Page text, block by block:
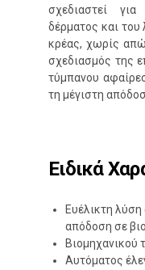
σχεδιαστεί
δέρματος και του
κρέας, χωρίς
σχεδιασμός της
τύμπανου
τη μέγιστη
Ειδικά
Ευέλικτη
απόδοση σε
Βιομηχανικού
Αυτόματος